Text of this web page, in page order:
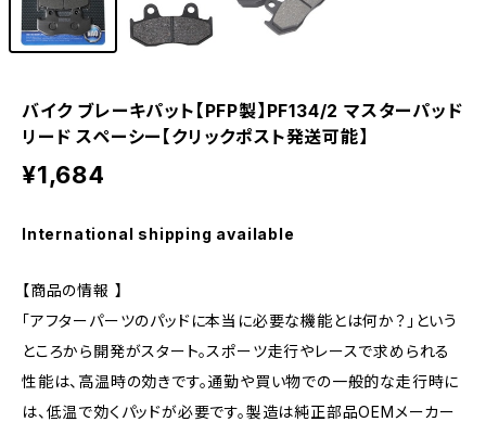
バイク ブレーキパット【PFP製】PF134/2 マスターパッド
リード スペーシー【クリックポスト発送可能】
¥1,684
International shipping available
【商品の情報 】
「アフターパーツのパッドに本当に必要な機能とは何か？」という
ところから開発がスタート。スポーツ走行やレースで求められる
性能は、高温時の効きです。通勤や買い物での一般的な走行時に
は、低温で効くパッドが必要です。製造は純正部品OEMメーカー